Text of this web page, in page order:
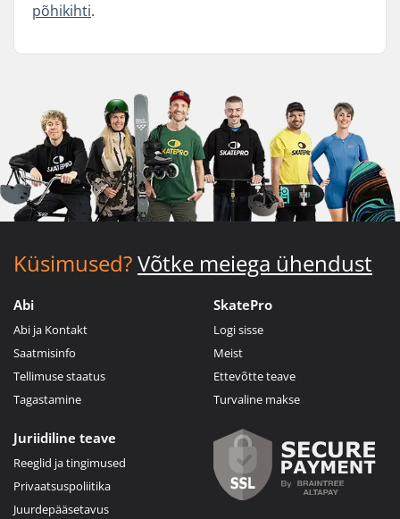
põhikihti.
Küsimused?Võtke meiega ühendust
Abi
Abi ja Kontakt
Saatmisinfo
Tellimuse staatus
Tagastamine
SkatePro
Logi sisse
Meist
Ettevõtte teave
Turvaline makse
Juriidiline teave
Reeglid ja tingimused
Privaatsuspoliitika
Juurdepääsetavus